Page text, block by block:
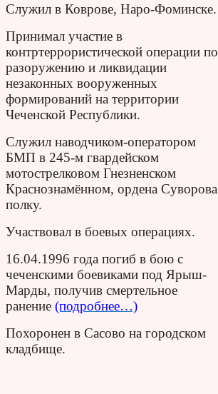
Служил в Коврове, Наро-Фоминске.
Принимал участие в
контртеррористической операции по
разоружению и ликвидации
незаконных вооруженных
формирований на территории
Чеченской Республики.
Служил наводчиком-оператором
БМП в 245-м гвардейском
мотострелковом Гнезненском
Краснознамённом, ордена Суворова
полку.
Участвовал в боевых операциях.
16.04.1996 года погиб в бою с
чеченскими боевиками под Ярыш-
Марды, получив смертельное
ранение (подробнее…)
Похоронен в Сасово на городском
кладбище.